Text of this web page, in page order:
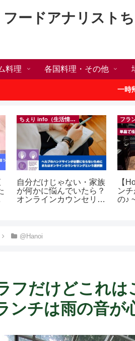
フードアナリスト
料理 各国料理・その他
一時
ちぇり info（生活情報）
自分だけじゃない・家族
が何かに悩んでいたら？
オンラインカウンセリン
フラ
【
ン
の♪
@Hanoi
フだけどこれ
ンチは雨の音が